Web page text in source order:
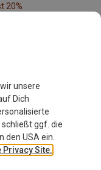
20%
unsere
Dich
ggf. die
den USA ein.
Privacy Site.